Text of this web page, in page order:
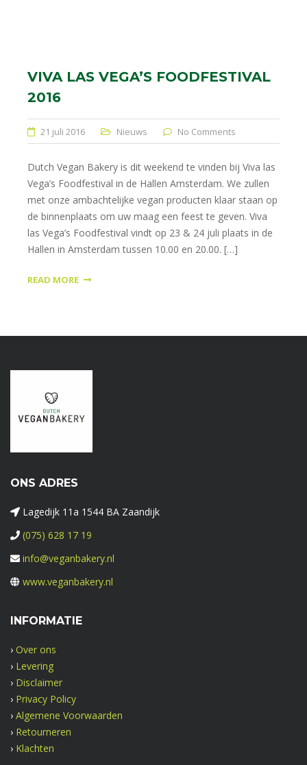
VIVA LAS VEGA’S FOODFESTIVAL
2016
21 juli 2016 Nieuws No Comments
Dutch Vegan Bakery is dit weekend te vinden bij Viva las
Vega’s Foodfestival in de Hallen Amsterdam. We zullen
met onze ambachtelijke vegan producten klaar staan op
de binnenplaats om uw maag een feest te geven. Viva
las Vega’s Foodfestival vindt op 23 & 24 juli plaats in de
Hallen in Amsterdam tussen 10.00 en 20.00. […]
READ MORE
ONS ADRES
Lagedijk 11a 1544 BA Zaandijk
(075) 628 17 19
info@veganbakery.nl
www.veganbakery.nl
INFORMATIE
› Over ons
› Levering
› Disclaimer
› Privacy Policy
› Algemene Voorwaarden
› Retourneren
› Klachten